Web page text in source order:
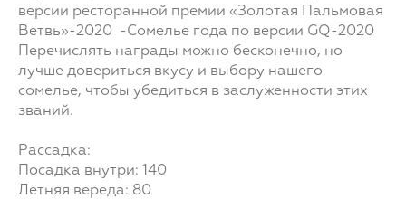
версии ресторанной премии «Золотая Пальмовая
Ветвь»-2020 -Сомелье года по версии GQ-2020
Перечислять награды можно бесконечно, но
лучше довериться вкусу и выбору нашего
сомелье, чтобы убедиться в заслуженности этих
званий.
Рассадка:
Посадка внутри: 140
Летняя вереда: 80